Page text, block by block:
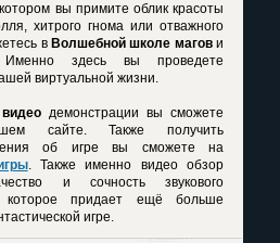
вы примите облик красоты
хитрого гнома или отважного
в Волшебной школе магови
здесь вы проведете
виртуальной жизни.
демонстрации вы сможете
сайте. Также получить
об игре вы сможете на
. Также именно видео обзор
и сочность звукового
которое придает ещё больше
игре.